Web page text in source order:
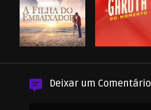
Deixar um Comentário